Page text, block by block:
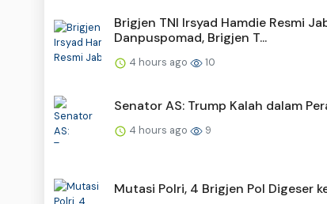
Brigjen TNI Irsyad Hamdie Resmi
Danpuspomad, Brigjen T...
4 hours ago 10
Senator AS: Trump Kalah dalam
4 hours ago 9
Mutasi Polri, 4 Brigjen Pol Digeser